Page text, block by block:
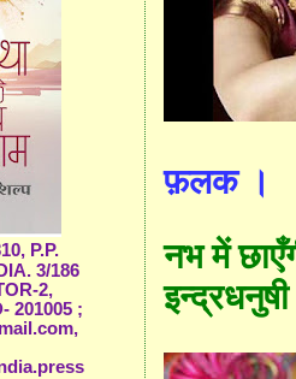
फ़लक ।
नभ में
P.P.
3/186
2,
201005 ;